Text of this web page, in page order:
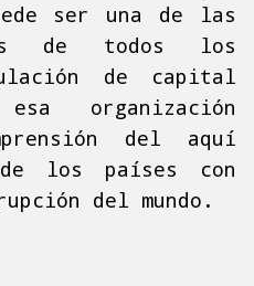
ser una de las
de todos los
de capital
organización
del aquí
los países con
del mundo.